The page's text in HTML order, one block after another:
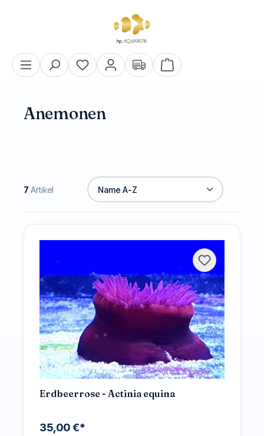
Warenkorb enthält 0
Anemonen
7 Artikel
Erdbeerrose - Actinia equina
35,00 €*